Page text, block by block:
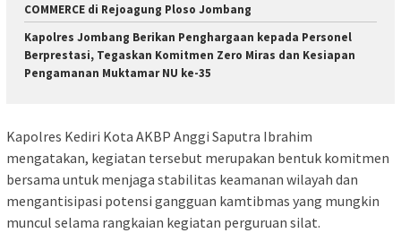
COMMERCE di Rejoagung Ploso Jombang
Kapolres Jombang Berikan Penghargaan kepada Personel
Berprestasi, Tegaskan Komitmen Zero Miras dan Kesiapan
Pengamanan Muktamar NU ke-35
Kapolres Kediri Kota AKBP Anggi Saputra Ibrahim
mengatakan, kegiatan tersebut merupakan bentuk komitmen
bersama untuk menjaga stabilitas keamanan wilayah dan
mengantisipasi potensi gangguan kamtibmas yang mungkin
muncul selama rangkaian kegiatan perguruan silat.